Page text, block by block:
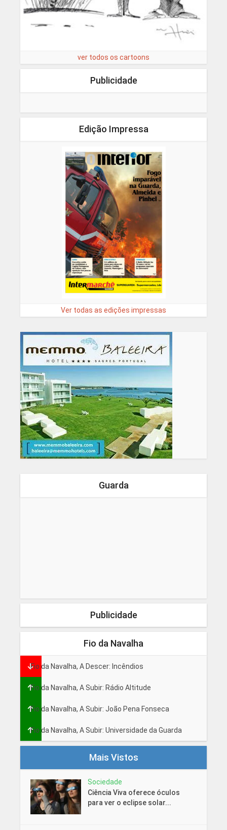
ver todos os cartoons
Publicidade
Edição Impressa
Ver todas as edições impressas
Guarda
Publicidade
Fio da Navalha
Fio da Navalha, A Descer: Incêndios
Fio da Navalha, A Subir: Rádio Altitude
Fio da Navalha, A Subir: João Pena Fonseca
Fio da Navalha, A Subir: Universidade da Guarda
Mais Vistos
Sociedade
Ciência Viva oferece óculos
para ver o eclipse solar...